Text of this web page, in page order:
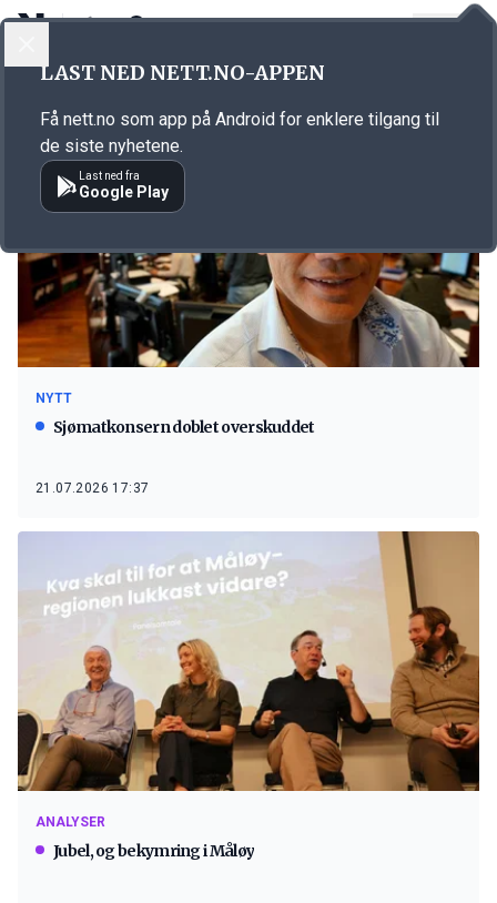
Emne: Måløy
NYTT
Sjømatkonsern doblet overskuddet
21.07.2026 17:37
ANALYSER
Jubel, og bekymring i Måløy
LAST NED NETT.NO-APPEN
Få nett.no som app på Android for enklere tilgang til
de siste nyhetene.
Last ned fra
Google Play